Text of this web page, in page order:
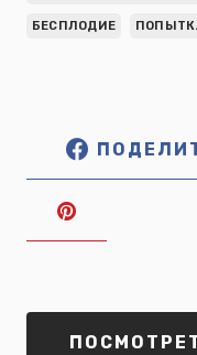
БЕСПЛОДИЕ